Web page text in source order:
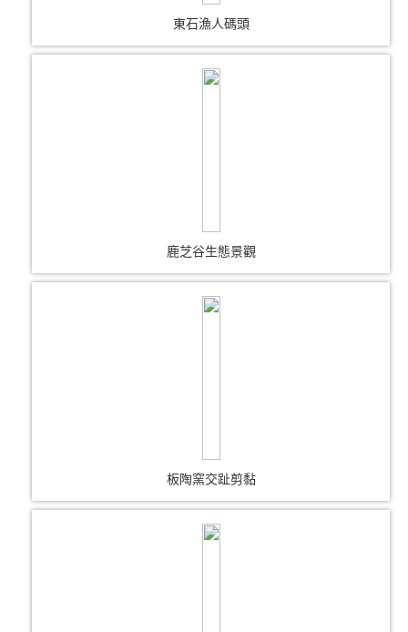
東石漁人碼頭
鹿芝谷生態景觀
板陶窯交趾剪黏